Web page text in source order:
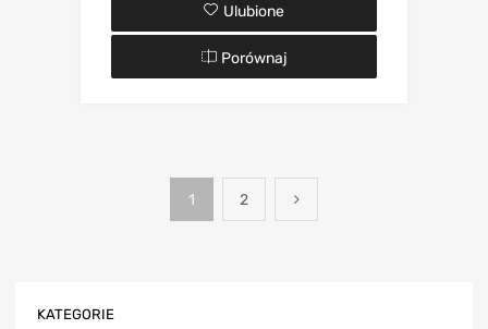
Ulubione
Porównaj
1 2
KATEGORIE